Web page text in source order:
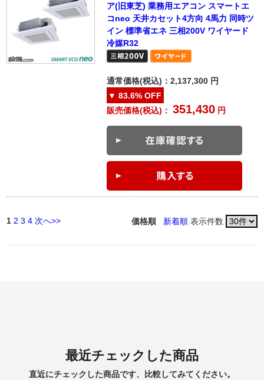
ア(旧東芝) 業務用エアコン スマートエ
コneo 天井カセット4方向 4馬力 同時ツ
イン 標準省エネ 三相200V ワイヤード
冷媒R32
通常価格(税込)：2,137,300 円
▼ 83.6% OFF
販売価格(税込)：351,430 円
価格順 新着順表示件数
1 2 3 4 次へ>>
最近チェックした商品
直近にチェックした商品です、比較してみてください。